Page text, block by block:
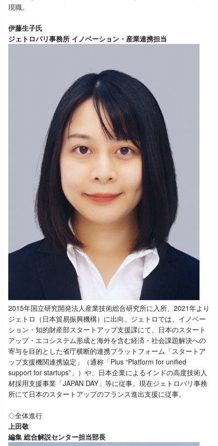
現職。
伊藤生子氏
ジェトロパリ事務所 イノベーション・産業連携担当
2015年国立研究開発法人産業技術総合研究所に入所、2021年より
ジェトロ（日本貿易振興機構）に出向。ジェトロでは、イノベー
ション・知的財産部スタートアップ支援課にて、日本のスタート
アップ・エコシステム形成と海外を含む経済・社会課題解決への
寄与を目的とした省庁横断的連携プラットフォーム「スタートア
ップ支援機関連携協定」（通称「Plus “Platform for unified
support for startups”」）や、日本企業によるインドの高度技術人
材採用支援事業「JAPAN DAY」等に従事。現在ジェトロパリ事務
所にて日本のスタートアップのフランス進出支援に従事。
◇全体進行
上田敬
編集 総合解説センター担当部長